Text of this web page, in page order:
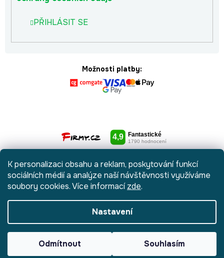
K personalizaci obsahu a reklam, poskytování funkcí
sociálních médií a analýze naší návštěvnosti využíváme
soubory cookies. Více informacízde.
Nastavení
Odmítnout Souhlasím
PŘIHLÁSIT SE
Možnosti platby:
Vytvořil Shoptet
Anque Media